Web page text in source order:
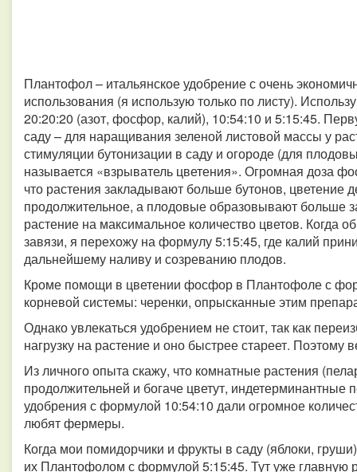
Плантофол – итальянское удобрение с очень
использования (я использую только по листу).
20:20:20 (азот, фосфор, калий), 10:54:10 и 5:15:45.
саду – для наращивания зеленой листовой массы у
стимуляции бутонизации в саду и огороде (для
называется «взрыватель цветения». Огромная доза
что растения закладывают больше бутонов, цветение
продолжительное, а плодовые образовывают больше
растение на максимальное количество цветов. Когда
завязи, я перехожу на формулу 5:15:45, где калий
дальнейшему наливу и созреванию плодов.
Кроме помощи в цветении фосфор в Плантофоле с
корневой системы: черенки, опрысканные этим
Однако увлекаться удобрением не стоит, так как
нагрузку на растение и оно быстрее стареет. Поэтому
Из личного опыта скажу, что комнатные растения
продолжительней и богаче цветут,
удобрения с формулой 10:54:10 дали огромное
любят фермеры.
Когда мои помидорчики и фрукты в саду (яблоки,
их Плантофолом с формулой 5:15:45. Тут уже главную